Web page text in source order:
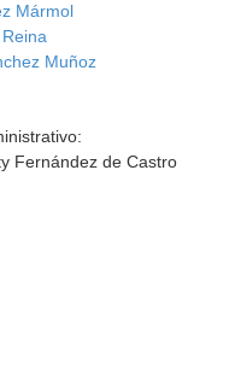
Mármol
Muñoz
Fernández de Castro